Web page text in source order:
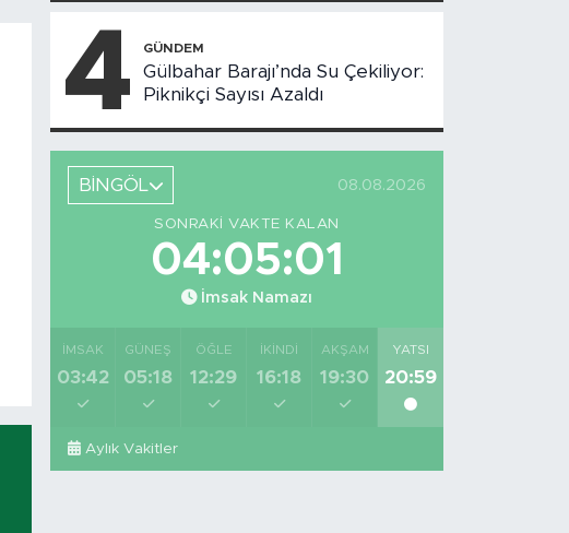
4 GÜNDEM
Gülbahar Barajı’nda Su Çekiliyor:
Piknikçi Sayısı Azaldı
BİNGÖL 08.08.2026
SONRAKI VAKTE KALAN
04:05:00
İmsak Namazı
İMSAK
03:42
GÜNEŞ
05:18
ÖĞLE
12:29
İKINDI
16:18
AKŞAM
19:30
YATSI
20:59
Aylık Vakitler